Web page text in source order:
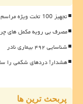
تجهیز 100 تخت ویژه مراسم خاکسپاری رهبر شهید در بیمارستان صحرایی مصلی به علاوه فیلم
مصرف بی رویه مکمل های
شناسایی ۴۹۲ بیماری نادر
هشدار! دردهای شکمی را
پربحث ترین ها